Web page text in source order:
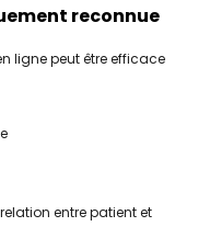
reconnue
ligne peut être efficace
entre patient et